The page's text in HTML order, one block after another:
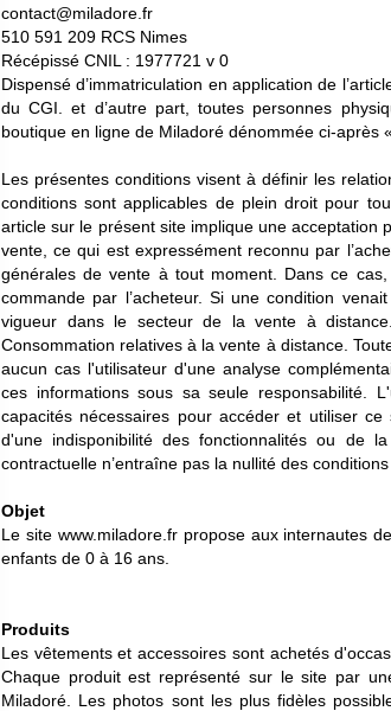
contact@miladore.fr
510 591 209 RCS Nimes
Récépissé CNIL : 1977721 v 0
Dispensé d’immatriculation en application de
du CGI. et d’autre part, toutes personnes
boutique en ligne de Miladoré dénommée ci-après
Les présentes conditions visent à définir les
conditions sont applicables de plein droit pour
article sur le présent site implique une acceptation
vente, ce qui est expressément reconnu par
générales de vente à tout moment. Dans ce
commande par l’acheteur. Si une condition
vigueur dans le secteur de la vente à
Consommation relatives à la vente à distance.
aucun cas l'utilisateur d'une analyse
ces informations sous sa seule responsabilité.
capacités nécessaires pour accéder et utiliser
d'une indisponibilité des fonctionnalités ou de
contractuelle n’entraîne pas la nullité des
Objet
Le site www.miladore.fr propose aux internautes
enfants de 0 à 16 ans.
Produits
Les vêtements et accessoires sont achetés
Chaque produit est représenté sur le site par
Miladoré. Les photos sont les plus fidèles